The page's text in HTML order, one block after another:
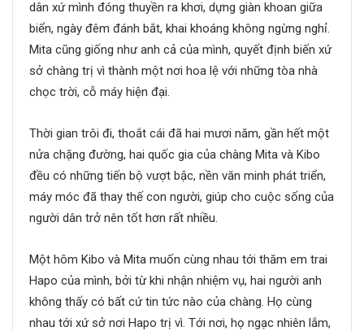
dân xứ mình đóng thuyền ra khơi, dựng giàn khoan giữa
biển, ngày đêm đánh bắt, khai khoáng không ngừng nghỉ.
Mita cũng giống như anh cả của mình, quyết định biến xứ
sở chàng trị vì thành một nơi hoa lệ với những tòa nhà
chọc trời, cỗ máy hiện đại.
Thời gian trôi đi, thoắt cái đã hai mươi năm, gần hết một
nửa chặng đường, hai quốc gia của chàng Mita và Kibo
đều có những tiến bộ vượt bậc, nền văn minh phát triển,
máy móc đã thay thế con người, giúp cho cuộc sống của
người dân trở nên tốt hơn rất nhiều.
Một hôm Kibo và Mita muốn cùng nhau tới thăm em trai
Hapo của mình, bởi từ khi nhận nhiệm vụ, hai người anh
không thấy có bất cứ tin tức nào của chàng. Họ cùng
nhau tới xứ sở nơi Hapo trị vì. Tới nơi, họ ngạc nhiên lắm,